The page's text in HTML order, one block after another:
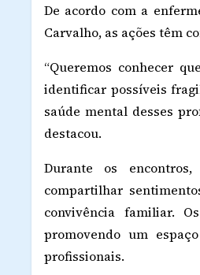
De acordo com a
Carvalho, as ações têm
“Queremos conhecer
identificar possíveis
saúde mental desses
destacou.
Durante os
compartilhar
convivência familiar.
promovendo um
profissionais.